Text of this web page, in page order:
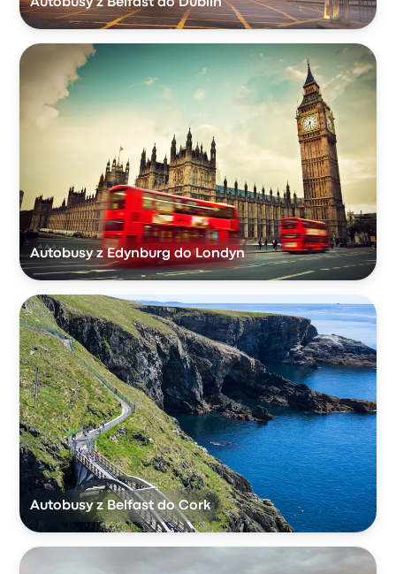
Autobusy z Edynburg do Londyn
Autobusy z Belfast do Cork